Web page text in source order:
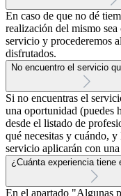
En caso de que no dé
realización del mismo
servicio y procederemos
disfrutados.
No encuentro el servicio
Si no encuentras el
una oportunidad (puedes
desde el listado de
qué necesitas y cuándo,
servicio aplicarán con
¿Cuánta experiencia tiene
En el apartado "Algunas